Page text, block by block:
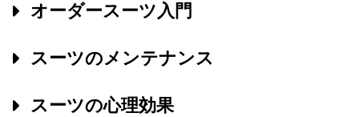
オーダースーツ入門
スーツのメンテナンス
スーツの心理効果